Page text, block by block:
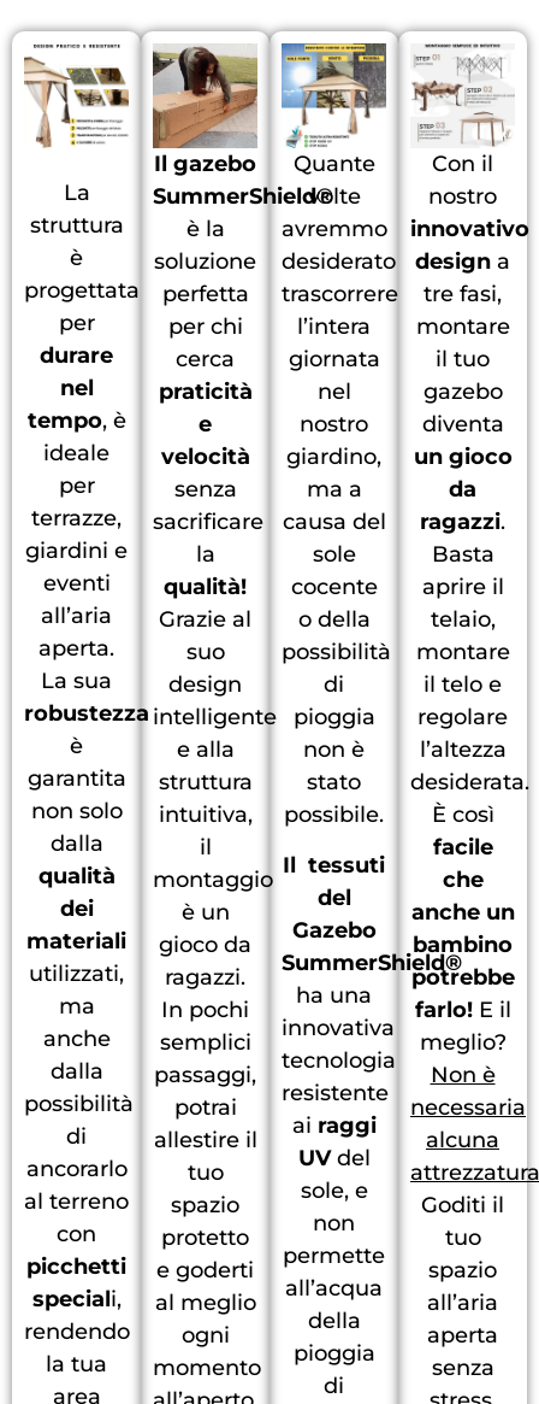
La
struttura
è
progettata
per
durare
nel
tempo, è
ideale
per
terrazze,
giardini e
eventi
all’aria
aperta.
La sua
robustezza
è
garantita
non solo
dalla
qualità
dei
materiali
utilizzati,
ma
anche
dalla
possibilità
di
ancorarlo
al terreno
con
picchetti
speciali,
rendendo
la tua
area
Il gazebo
SummerShield®
è la
soluzione
perfetta
per chi
cerca
praticità
e
velocità
senza
sacrificare
la
qualità!
Grazie al
suo
design
intelligente
e alla
struttura
intuitiva,
il
montaggio
è un
gioco da
ragazzi.
In pochi
semplici
passaggi,
potrai
allestire il
tuo
spazio
protetto
e goderti
al meglio
ogni
momento
Quante
volte
avremmo
desiderato
trascorrere
l’intera
giornata
nel
nostro
giardino,
ma a
causa del
sole
cocente
o della
possibilità
di
pioggia
non è
stato
possibile.
Il tessuti
del
Gazebo
SummerShield®
ha una
innovativa
tecnologia
resistente
ai raggi
UVdel
sole, e
non
permette
all’acqua
della
pioggia
di
Con il
nostro
innovativo
design a
tre fasi,
montare
il tuo
gazebo
diventa
un gioco
da
ragazzi.
Basta
aprire il
telaio,
montare
il telo e
regolare
l’altezza
desiderata.
È così
facile
che
anche un
bambino
potrebbe
farlo!E il
meglio?
Non è
necessaria
alcuna
Goditi il
tuo
spazio
all’aria
aperta
senza